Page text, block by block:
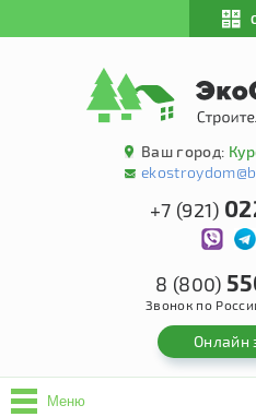
Ваш город:
+7 (921)
8 (800)
Звонок по
Онлайн
Меню